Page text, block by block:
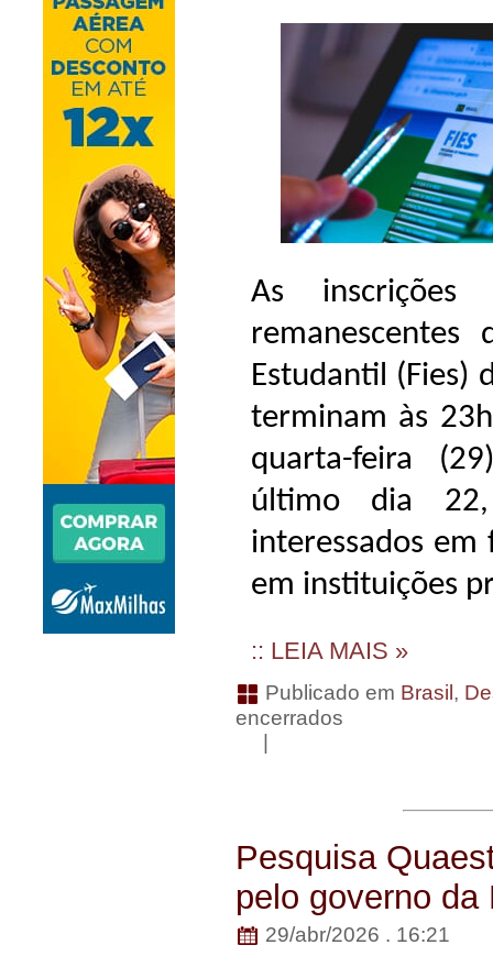
As
remanescentes
Estudantil (Fies)
terminam às
quarta-feira
último dia
interessados em
em instituições
:: LEIA MAIS »
Publicado em Brasil,
encerrados
|
Pesquisa
pelo governo da
29/abr/2026 . 16:21